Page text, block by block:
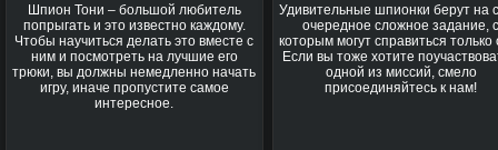
Шпион Тони – большой любитель
попрыгать и это известно каждому.
Чтобы научиться делать это вместе с
ним и посмотреть на лучшие его
трюки, вы должны немедленно начать
игру, иначе пропустите самое
интересное.
Удивительные шпионки берут на
очередное сложное задание,
которым могут справиться только
Если вы тоже хотите
одной из миссий, смело
присоединяйтесь к нам!